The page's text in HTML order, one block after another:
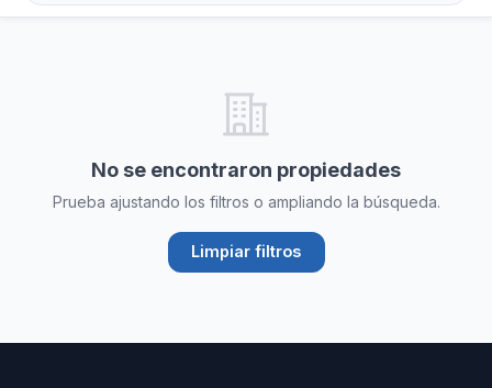
No se encontraron propiedades
Prueba ajustando los filtros o ampliando la búsqueda.
Limpiar filtros